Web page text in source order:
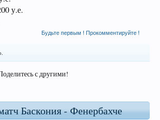
у.е.
Будьте первым ! Прокомментируйте !
с другими!
Баскония - Фенербахче